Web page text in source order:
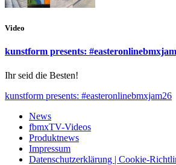
Video
kunstform presents:
Ihr seid die Besten!
kunstform presents: #easteronlinebmxjam26
News
fbmxTV-Videos
Produktnews
Impressum
Datenschutzerklärung | Cookie-